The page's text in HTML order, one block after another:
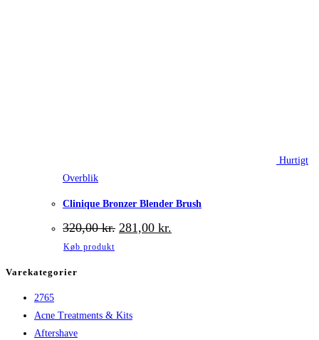
Hurtigt
Overblik
Clinique Bronzer Blender Brush
320,00kr. Den
oprindelige
281,00 kr.
aktuelle
Køb produkt
Varekategorier
2765
Acne Treatments & Kits
Aftershave